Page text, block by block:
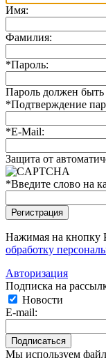
Имя:
Фамилия:
*Пароль:
Пароль должен
*Подтверждение
*E-Mail:
Защита от
*Введите слово на
Нажимая на
обработку
Авторизация
Подписка на
Новости
E-mail:
Мы используем